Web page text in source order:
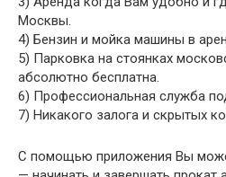
Москвы.
4) Бензин и мойка машины в
5) Парковка на стоянках
абсолютно бесплатна.
6) Профессиональная служба
7) Никакого залога и скрытых
С помощью приложения Вы